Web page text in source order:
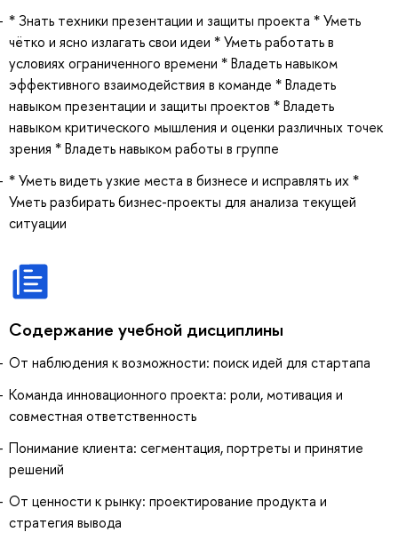
* Знать техники презентации и защиты проекта * Уметь
чётко и ясно излагать свои идеи * Уметь работать в
условиях ограниченного времени * Владеть навыком
эффективного взаимодействия в команде * Владеть
навыком презентации и защиты проектов * Владеть
навыком критического мышления и оценки различных точек
зрения * Владеть навыком работы в группе
* Уметь видеть узкие места в бизнесе и исправлять их *
Уметь разбирать бизнес-проекты для анализа текущей
ситуации
Содержание учебной дисциплины
От наблюдения к возможности: поиск идей для стартапа
Команда инновационного проекта: роли, мотивация и
совместная ответственность
Понимание клиента: сегментация, портреты и принятие
решений
От ценности к рынку: проектирование продукта и
стратегия вывода